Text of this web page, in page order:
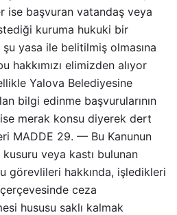
ise başvuran vatandaş veya
kuruma hukuki bir
şu yasa ile belitilmiş olmasına
hakkımızı elimizden alıyor
Yalova Belediyesine
bilgi edinme başvurularının
ise merak konsu diyerek dert
MADDE 29. — Bu Kanunun
veya kastı bulunan
görevlileri hakkında, işledikleri
ceza
hususu saklı kalmak